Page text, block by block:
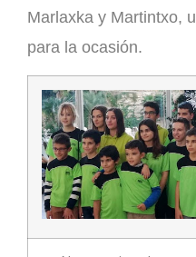
Marlaxka y Martintxo,
para la ocasión.